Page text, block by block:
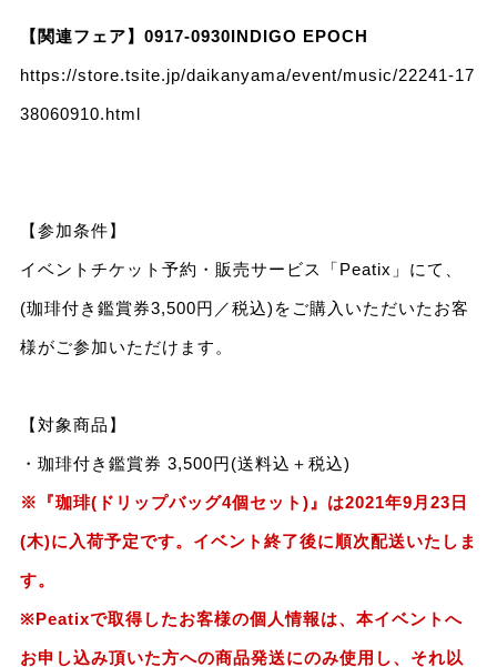
【関連フェア】0917-0930INDIGO EPOCH
https://store.tsite.jp/daikanyama/event/music/22241-17
38060910.html
【参加条件】
イベントチケット予約・販売サービス「Peatix」にて、
(珈琲付き鑑賞券3,500円／税込)をご購入いただいたお客
様がご参加いただけます。
【対象商品】
・珈琲付き鑑賞券 3,500円(送料込＋税込)
※『珈琲(ドリップバッグ4個セット)』は2021年9月23日
(木)に入荷予定です。イベント終了後に順次配送いたしま
す。
※Peatixで取得したお客様の個人情報は、本イベントへ
お申し込み頂いた方への商品発送にのみ使用し、それ以